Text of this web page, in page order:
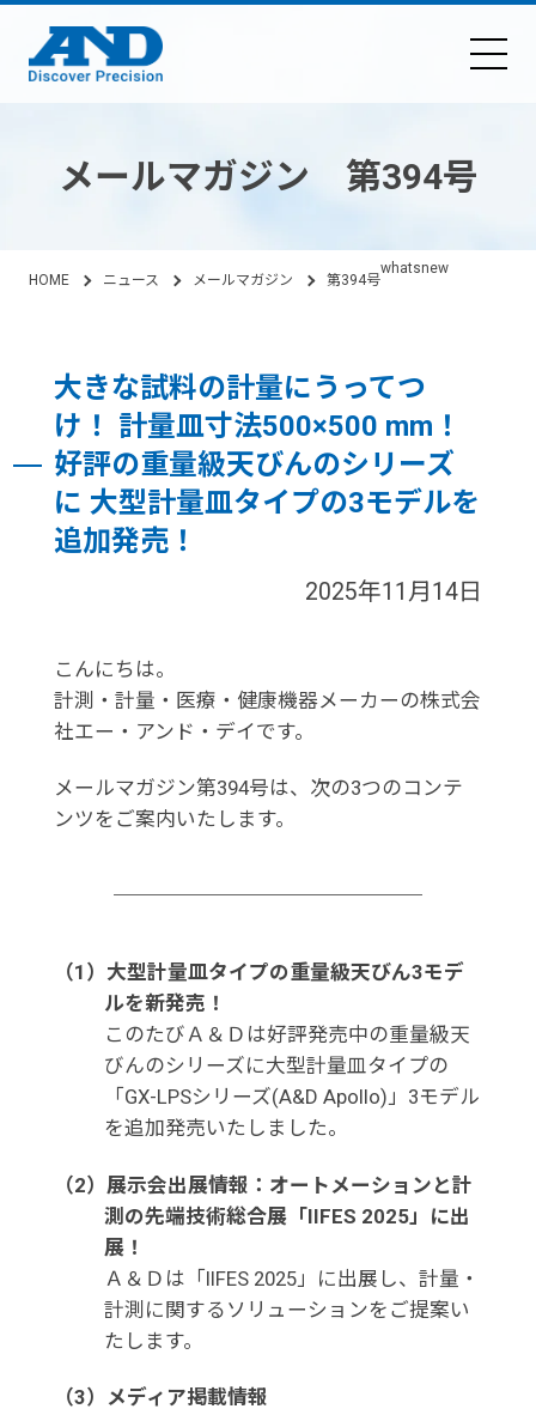
メールマガジン 第394号
HOME
whatsnew
ニュース メールマガジン 第394号
大きな試料の計量にうってつ
け！ 計量皿寸法500×500 mm！
好評の重量級天びんのシリーズ
に 大型計量皿タイプの3モデルを
追加発売！
2025年11月14日
こんにちは。
計測・計量・医療・健康機器メーカーの株式会
社エー・アンド・デイです。
メールマガジン第394号は、次の3つのコンテ
ンツをご案内いたします。
（1）大型計量皿タイプの重量級天びん3モデ
ルを新発売！
このたびＡ＆Ｄは好評発売中の重量級天
びんのシリーズに大型計量皿タイプの
「GX-LPSシリーズ(A&D Apollo)」3モデル
を追加発売いたしました。
（2）展示会出展情報：オートメーションと計
測の先端技術総合展「IIFES 2025」に出
展！
Ａ＆Ｄは「IIFES 2025」に出展し、計量・
計測に関するソリューションをご提案い
たします。
（3）メディア掲載情報